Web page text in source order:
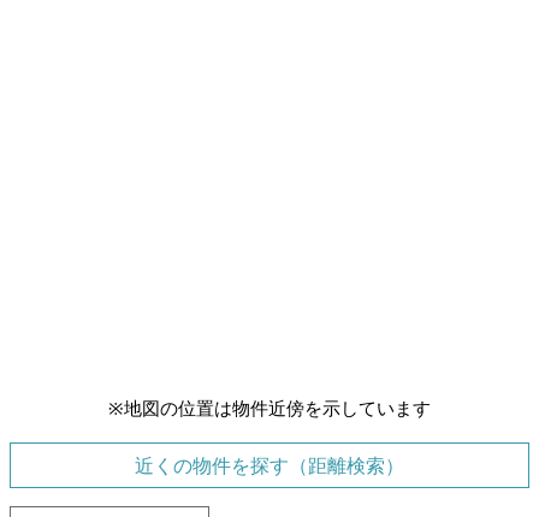
※地図の位置は物件近傍を示しています
近くの物件を探す（距離検索）